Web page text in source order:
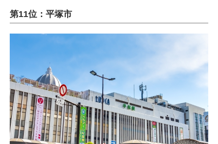
第11位：平塚市